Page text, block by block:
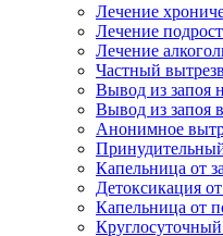
Лечение
Лечение
Лечение
Частный
Вывод из запоя
Вывод из запоя
Анонимное
Капельница от
Детоксикация
Капельница от